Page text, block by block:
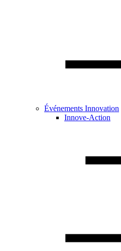
Événements Innovation
Innove-Action